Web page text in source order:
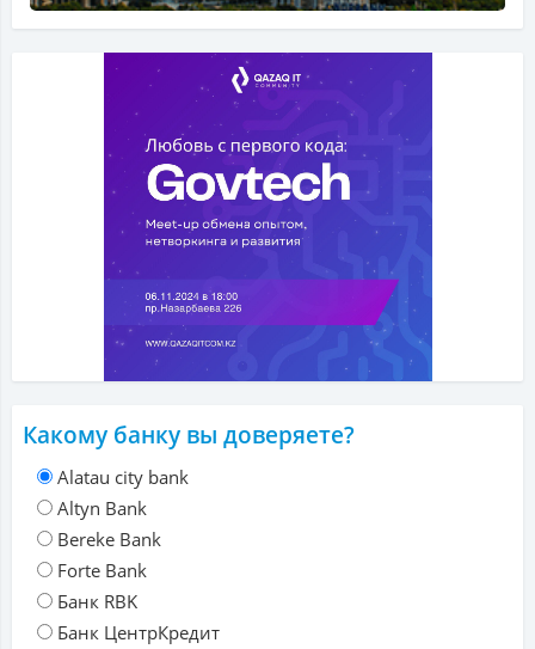
Какому банку вы доверяете?
Alatau city bank
Altyn Bank
Bereke Bank
Forte Bank
Банк RBK
Банк ЦентрКредит